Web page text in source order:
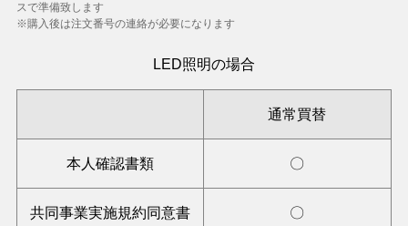
スで準備致します
※購入後は注文番号の連絡が必要になります
LED照明の場合
通常買替
本人確認書類 〇
共同事業実施規約同意書 〇